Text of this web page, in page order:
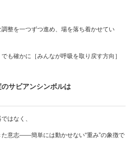
整を一つずつ進め、場を落ち着かせてい
も確かに［みんなが呼吸を取り戻す方向］
サビアンシンボルは
はなく、
意志――簡単には動かせない“重み”の象徴で